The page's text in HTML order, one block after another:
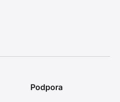
Podpora